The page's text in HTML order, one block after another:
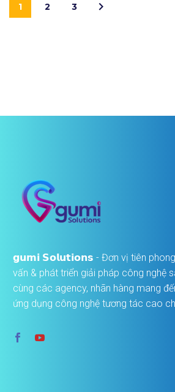
1 2 3
𝗴𝘂𝗺𝗶 𝗦𝗼𝗹𝘂𝘁𝗶𝗼𝗻𝘀 - Đơn vị tiên
vấn & phát triển giải pháp công nghệ
cùng các agency, nhãn hàng mang
ứng dụng công nghệ tương tác cao